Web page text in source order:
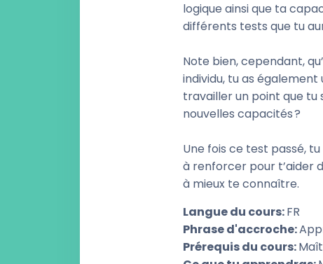
logique ainsi que ta
différents tests que tu
Note bien, cependant,
individu, tu as
travailler un point que tu
nouvelles capacités ?
Une fois ce test passé,
à renforcer pour t’aider
à mieux te connaître.
Langue du cours:FR
Phrase d'accroche:
Prérequis du cours: